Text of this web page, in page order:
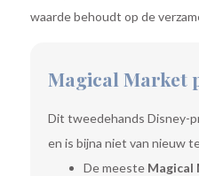
waarde behoudt op de
Magical Market
Dit tweedehands Disney-
en is bijna niet van nieuw
De meeste Magical